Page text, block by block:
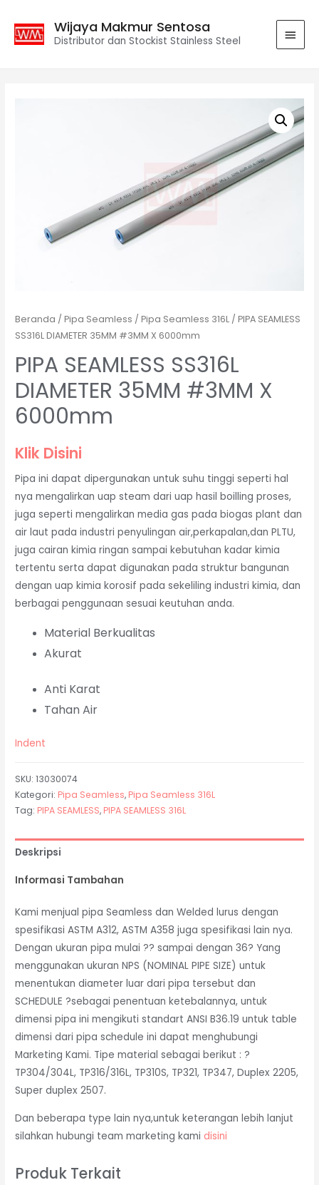
Wijaya Makmur Sentosa
Distributor dan Stockist Stainless Steel
Beranda /Pipa Seamless /Pipa Seamless 316L / PIPA SEAMLESS
SS316L DIAMETER 35MM #3MM X 6000mm
PIPA SEAMLESS SS316L
DIAMETER 35MM #3MM X
6000mm
Klik Disini
Pipa ini dapat dipergunakan untuk suhu tinggi seperti hal
nya mengalirkan uap steam dari uap hasil boilling proses,
juga seperti mengalirkan media gas pada biogas plant dan
air laut pada industri penyulingan air,perkapalan,dan PLTU,
juga cairan kimia ringan sampai kebutuhan kadar kimia
tertentu serta dapat digunakan pada struktur bangunan
dengan uap kimia korosif pada sekeliling industri kimia, dan
berbagai penggunaan sesuai keutuhan anda.
Material Berkualitas
Akurat
Anti Karat
Tahan Air
Indent
SKU:13030074
Kategori: Pipa Seamless, Pipa Seamless 316L
Tag: PIPA SEAMLESS, PIPA SEAMLESS 316L
Deskripsi
Informasi Tambahan
Kami menjual pipa Seamless dan Welded lurus dengan
spesifikasi ASTM A312, ASTM A358 juga spesifikasi lain nya.
Dengan ukuran pipa mulai ?? sampai dengan 36? Yang
menggunakan ukuran NPS (NOMINAL PIPE SIZE) untuk
menentukan diameter luar dari pipa tersebut dan
SCHEDULE ?sebagai penentuan ketebalannya, untuk
dimensi pipa ini mengikuti standart ANSI B36.19 untuk table
dimensi dari pipa schedule ini dapat menghubungi
Marketing Kami. Tipe material sebagai berikut : ?
TP304/304L, TP316/316L, TP310S, TP321, TP347, Duplex 2205,
Super duplex 2507.
Dan beberapa type lain nya,untuk keterangan lebih lanjut
silahkan hubungi team marketing kami disini
Produk Terkait